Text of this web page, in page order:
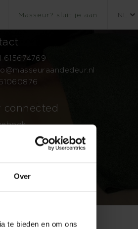
Over
te bieden en om ons
Masseur? sluit je aan NL
615674769
connected